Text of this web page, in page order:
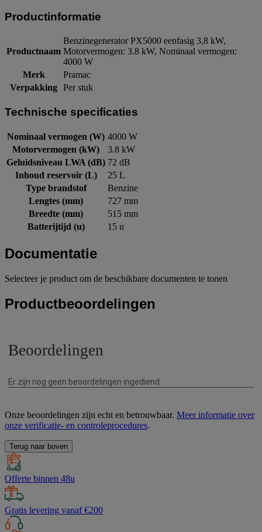
Productinformatie
Productnaam
Benzinegenerator PX5000 eenfasig 3,8 kW,
Motorvermogen: 3.8 kW, Nominaal vermogen:
4000 W
Merk
Pramac
Verpakking Per stuk
Technische specificaties
Nominaal vermogen (W) 4000 W
Motorvermogen (kW)
3.8 kW
Geluidsniveau LWA (dB) 72 dB
Inhoud reservoir (L)
25 L
Type brandstof
Benzine
Lengtes (mm)
727 mm
Breedte (mm)
515 mm
Batterijtijd (u)
15 u
Documentatie
Selecteer je product om de beschikbare documenten te tonen
Productbeoordelingen
Onze beoordelingen zijn echt en betrouwbaar. Meer informatie over
onze verificatie- en controleprocedures.
Terug naar boven
Offerte binnen 48u
Gratis levering vanaf €200